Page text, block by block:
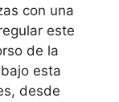
con una
este
de la
esta
desde